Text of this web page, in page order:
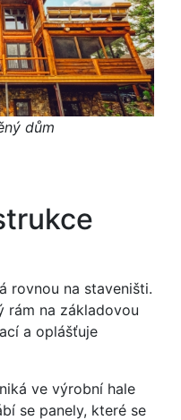
dům
rovnou na staveništi.
rám na základovou
a oplášťuje
ve výrobní hale
se panely, které se